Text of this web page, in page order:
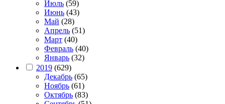
Июль (59)
Июнь (43)
Май (28)
Апрель (51)
Март (40)
Февраль (40)
Январь (32)
2019 (629)
Декабрь (65)
Ноябрь (61)
Октябрь (83)